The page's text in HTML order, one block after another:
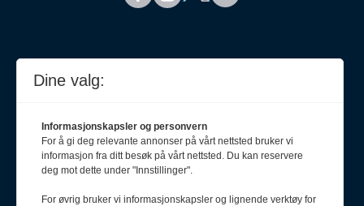
Dine valg:
Informasjonskapsler og personvern
For å gi deg relevante annonser på vårt nettsted bruker vi
informasjon fra ditt besøk på vårt nettsted. Du kan reservere
deg mot dette under "Innstillinger".
For øvrig bruker vi informasjonskapsler og lignende verktøy for